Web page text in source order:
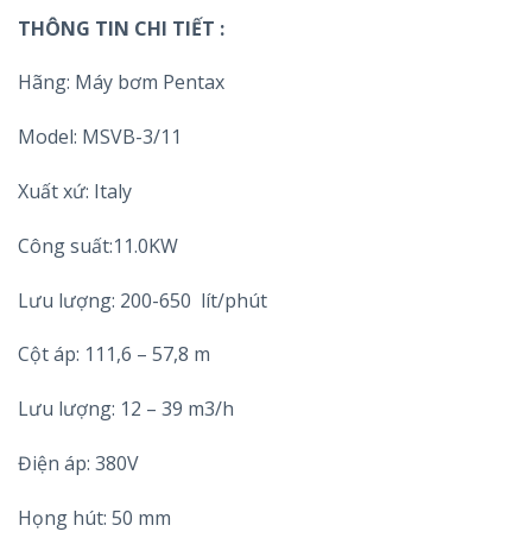
THÔNG TIN CHI TIẾT :
Hãng: Máy bơm Pentax
Model: MSVB-3/11
Xuất xứ: Italy
Công suất:11.0KW
Lưu lượng: 200-650 lít/phút
Cột áp: 111,6 – 57,8 m
Lưu lượng: 12 – 39 m3/h
Điện áp: 380V
Họng hút: 50 mm